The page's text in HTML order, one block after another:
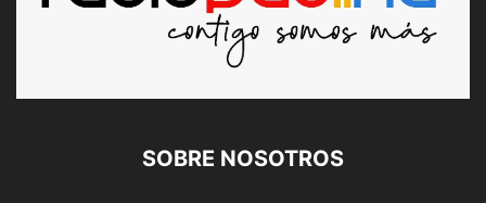
SOBRE NOSOTROS